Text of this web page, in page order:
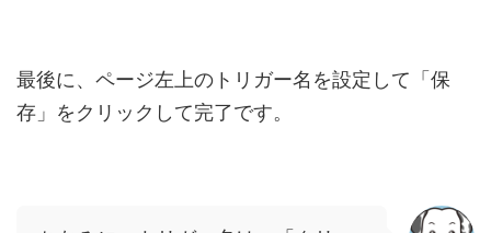
最後に、ページ左上のトリガー名を設定して「保
存」をクリックして完了です。